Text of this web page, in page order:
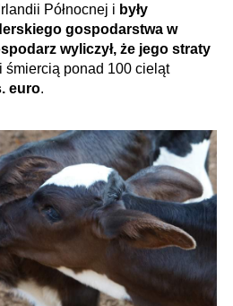
Północnej i były
gospodarstwa w
wyliczył, że jego straty
ponad 100 cieląt
euro.